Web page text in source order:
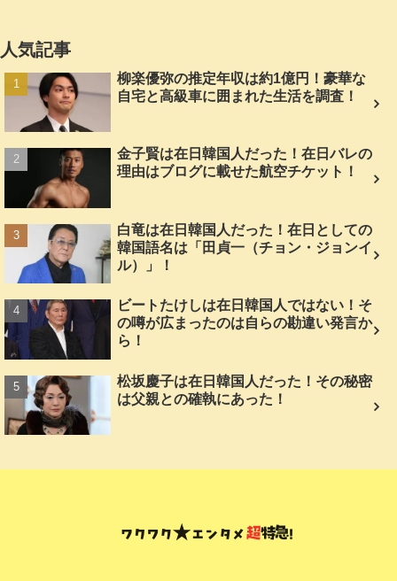
人気記事
柳楽優弥の推定年収は約1億円！豪華な
自宅と高級車に囲まれた生活を調査！
金子賢は在日韓国人だった！在日バレの
理由はブログに載せた航空チケット！
白竜は在日韓国人だった！在日としての
韓国語名は「田貞一（チョン・ジョンイ
ル）」！
ビートたけしは在日韓国人ではない！そ
の噂が広まったのは自らの勘違い発言か
ら！
松坂慶子は在日韓国人だった！その秘密
は父親との確執にあった！